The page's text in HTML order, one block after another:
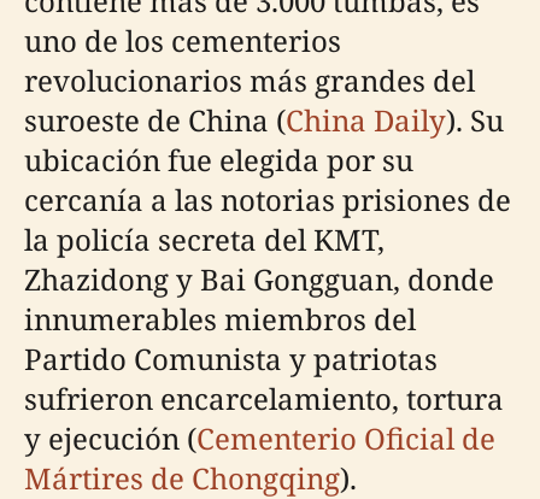
uno de los cementerios
revolucionarios más grandes del
suroeste de China (China Daily). Su
ubicación fue elegida por su
cercanía a las notorias prisiones de
la policía secreta del KMT,
Zhazidong y Bai Gongguan, donde
innumerables miembros del
Partido Comunista y patriotas
sufrieron encarcelamiento, tortura
y ejecución (Cementerio Oficial de
Mártires de Chongqing).